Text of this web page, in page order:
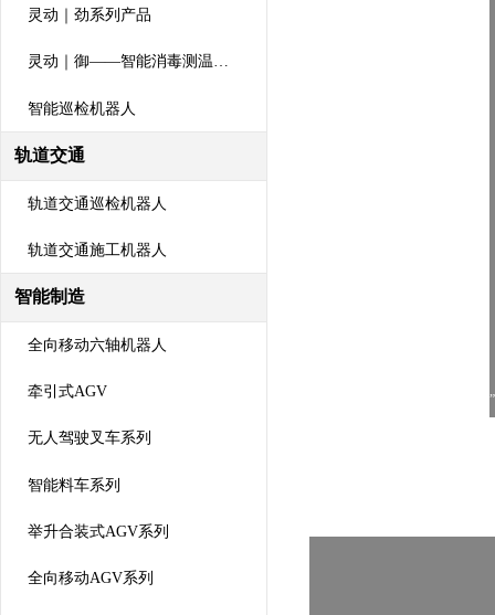
灵动｜劲系列产品
灵动｜御——智能消毒测温机器人
智能巡检机器人
轨道交通
轨道交通巡检机器人
轨道交通施工机器人
智能制造
全向移动六轴机器人
牵引式AGV
无人驾驶叉车系列
智能料车系列
举升合装式AGV系列
全向移动AGV系列